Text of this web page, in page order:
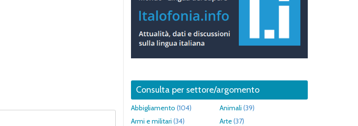
Consulta per settore/argomento
Abbigliamento (104) Animali (39)
Armi e militari (34) Arte(37)